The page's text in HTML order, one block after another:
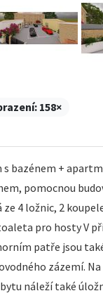
158×
s bazénem +
pomocnou
4 ložnic, 2
pro hosty V
patře jsou
zázemí.
náleží také